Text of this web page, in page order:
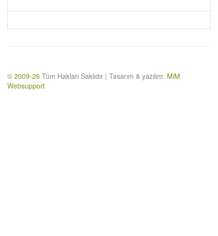
© 2009-26 Tüm Hakları Saklıdır | Tasarım & yazılım: MiM
Websupport